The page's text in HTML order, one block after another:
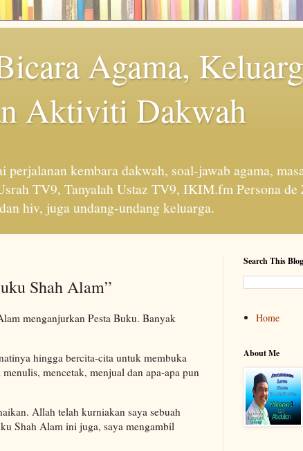
Agama,
Aktiviti Dakwah
kembara dakwah, soal-jawab agama,
TV9, Tanyalah Ustaz TV9, IKIM.fm Persona
hiv, juga undang-undang keluarga.
Shah Alam”
menganjurkan Pesta Buku. Banyak
hingga bercita-cita untuk membuka
mencetak, menjual dan apa-apa pun
Allah telah kurniakan saya sebuah
Shah Alam ini juga, saya mengambil
Search This Blog
Home
About Me